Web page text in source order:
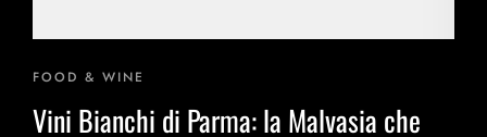
FOOD & WINE
Vini Bianchi di Parma: la Malvasia che
Blog